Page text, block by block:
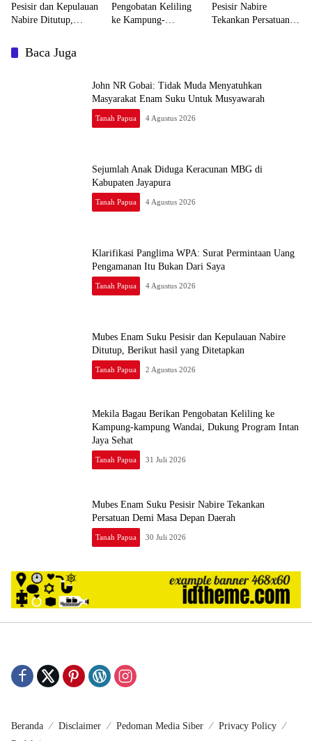
Pesisir dan Kepulauan
Nabire Ditutup,
Ditetapkan
Pengobatan Keliling
ke Kampung-
Pesisir Nabire
Tekankan Persatuan
Baca Juga
John NR Gobai: Tidak Muda Menyatuhkan
Masyarakat Enam Suku Untuk Musyawarah
Tanah Papua 4 Agustus 2026
Sejumlah Anak Diduga Keracunan MBG di
Kabupaten Jayapura
Tanah Papua 4 Agustus 2026
Klarifikasi Panglima WPA: Surat Permintaan Uang
Pengamanan Itu Bukan Dari Saya
Tanah Papua 4 Agustus 2026
Mubes Enam Suku Pesisir dan Kepulauan Nabire
Ditutup, Berikut hasil yang Ditetapkan
Tanah Papua 2 Agustus 2026
Mekila Bagau Berikan Pengobatan Keliling ke
Kampung-kampung Wandai, Dukung Program Intan
Jaya Sehat
Tanah Papua 31 Juli 2026
Mubes Enam Suku Pesisir Nabire Tekankan
Persatuan Demi Masa Depan Daerah
Tanah Papua 30 Juli 2026
Beranda Disclaimer Pedoman Media Siber
Privacy Policy